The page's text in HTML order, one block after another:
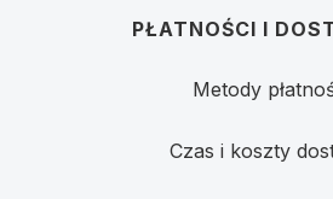
PŁATNOŚCI I
Metody
Czas i koszty